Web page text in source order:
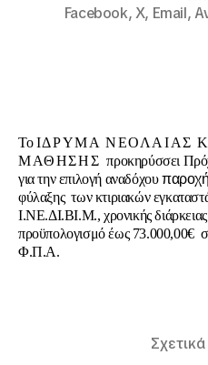
Facebook,X, Email,
ΤοΙΔΡΥΜΑ ΝΕΟΛΑΙΑΣ
ΜΑΘΗΣΗΣ προκηρύσσει
για την επιλογή αναδόχου
φύλαξης των κτιριακών
Ι.ΝΕ.ΔΙ.ΒΙ.Μ., χρονικής
προϋπολογισμό έως 73.000,00€
Φ.Π.Α.